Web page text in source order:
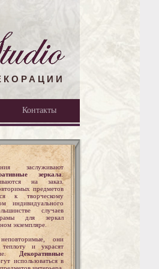
Контакты
заслуживают
зеркала.
на заказ.
предметов
к творческому
индивидуального
случаев
рамы для зеркал
экземпляре.
они
и украсят
Декоративные
использоваться в